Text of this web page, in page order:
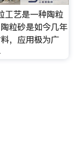
工艺是一种陶粒
粒砂是如今几年
，应用极为广